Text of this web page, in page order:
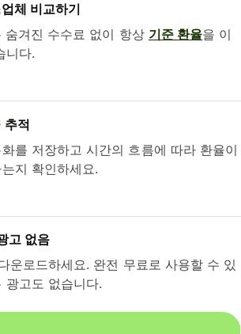
체 비교하기
숨겨진 수수료 없이 항상 기준 환율을 이
니다.
추적
를 저장하고 시간의 흐름에 따라 환율이
지 확인하세요.
고 없음
운로드하세요. 완전 무료로 사용할 수 있
광고도 없습니다.